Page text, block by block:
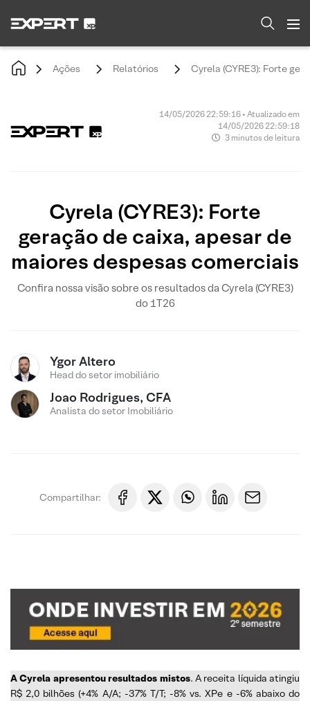
Ações Relatórios Cyrela (CYRE3): Forte
14/05/2026 22:59:16 • Atualizado em
14/05/2026 22:59:18
3 minutos de leitura
Cyrela (CYRE3): Forte
geração de caixa, apesar de
maiores despesas comerciais
Confira nossa visão sobre os resultados da Cyrela (CYRE3)
do 1T26
Ygor Altero
Head do setor imobiliário
Joao Rodrigues, CFA
Analista do setor Imobiliário
Compartilhar:
A Cyrela apresentou resultados mistos. A receita líquida atingiu
R$ 2,0 bilhões (+4% A/A; -37% T/T; -8% vs. XPe e -6% abaixo do